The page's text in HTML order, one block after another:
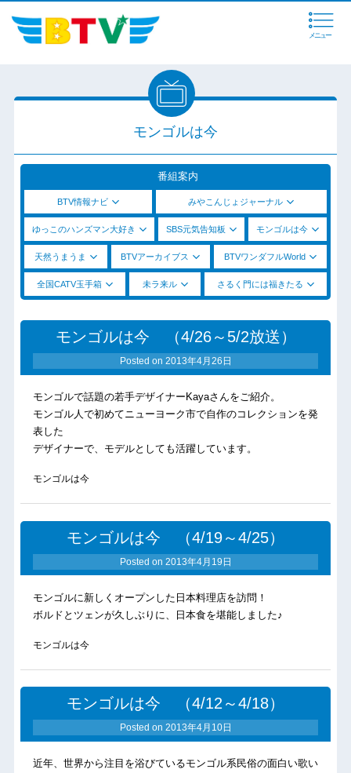
メニュー
モンゴルは今
番組案内
BTV情報ナビ みやこんじょジャーナル
ゆっこのハンズマン大好き SBS元気告知板 モンゴルは今
天然うまうま BTVアーカイブス BTVワンダフルWorld
全国CATV玉手箱 未ラ来ル さるく門には福きたる
モンゴルは今 （4/26～5/2放送）
Posted on 2013年4月26日
モンゴルで話題の若手デザイナーKayaさんをご紹介。
モンゴル人で初めてニューヨーク市で自作のコレクションを発
表した
デザイナーで、モデルとしても活躍しています。
モンゴルは今
モンゴルは今 （4/19～4/25）
Posted on 2013年4月19日
モンゴルに新しくオープンした日本料理店を訪問！
ボルドとツェンが久しぶりに、日本食を堪能しました♪
モンゴルは今
モンゴルは今 （4/12～4/18）
Posted on 2013年4月10日
近年、世界から注目を浴びているモンゴル系民俗の面白い歌い